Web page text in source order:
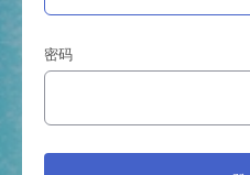
密码